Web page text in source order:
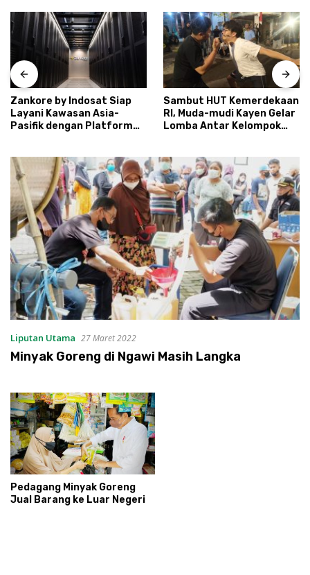
Zankore by Indosat Siap
Layani Kawasan Asia-
Pasifik dengan Platform
Sambut HUT Kemerdekaan
RI, Muda-mudi Kayen Gelar
Lomba Antar Kelompok
Liputan Utama 27 Maret 2022
Minyak Goreng di Ngawi Masih Langka
Pedagang Minyak Goreng
Jual Barang ke Luar Negeri